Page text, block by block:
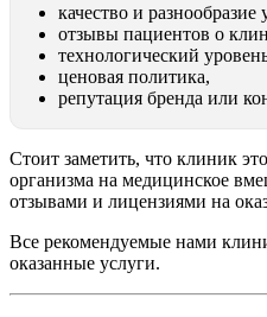
качество и разнообразие
отзывы пациентов о
технологический
ценовая политика,
репутация бренда или
Стоит заметить, что клиник
организма на медицинское
отзывами и лицензиями на
Все рекомендуемые нами
оказанные услуги.